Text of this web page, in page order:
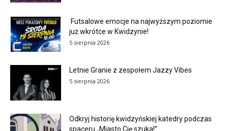
Futsalowe emocje na najwyższym poziomie
już wkrótce w Kwidzynie!
5 sierpnia 2026
Letnie Granie z zespołem Jazzy Vibes
5 sierpnia 2026
Odkryj historię kwidzyńskiej katedry podczas
spaceru „Miasto Cię szuka!”